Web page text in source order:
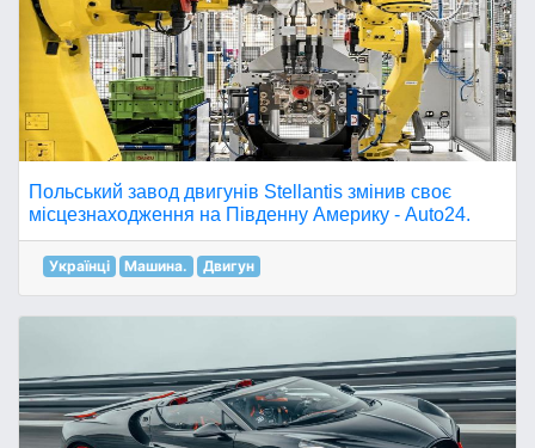
Польський завод двигунів Stellantis змінив своє
місцезнаходження на Південну Америку - Auto24.
Українці Машина. Двигун